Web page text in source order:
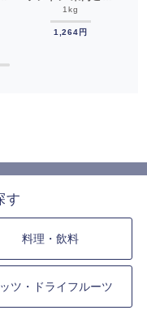
1kg
1,264円
料理・飲料
ツ・ドライフルーツ